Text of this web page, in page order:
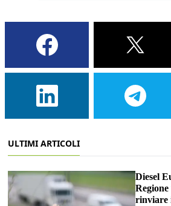
ULTIMI ARTICOLI
Diesel
Regione
rinviare